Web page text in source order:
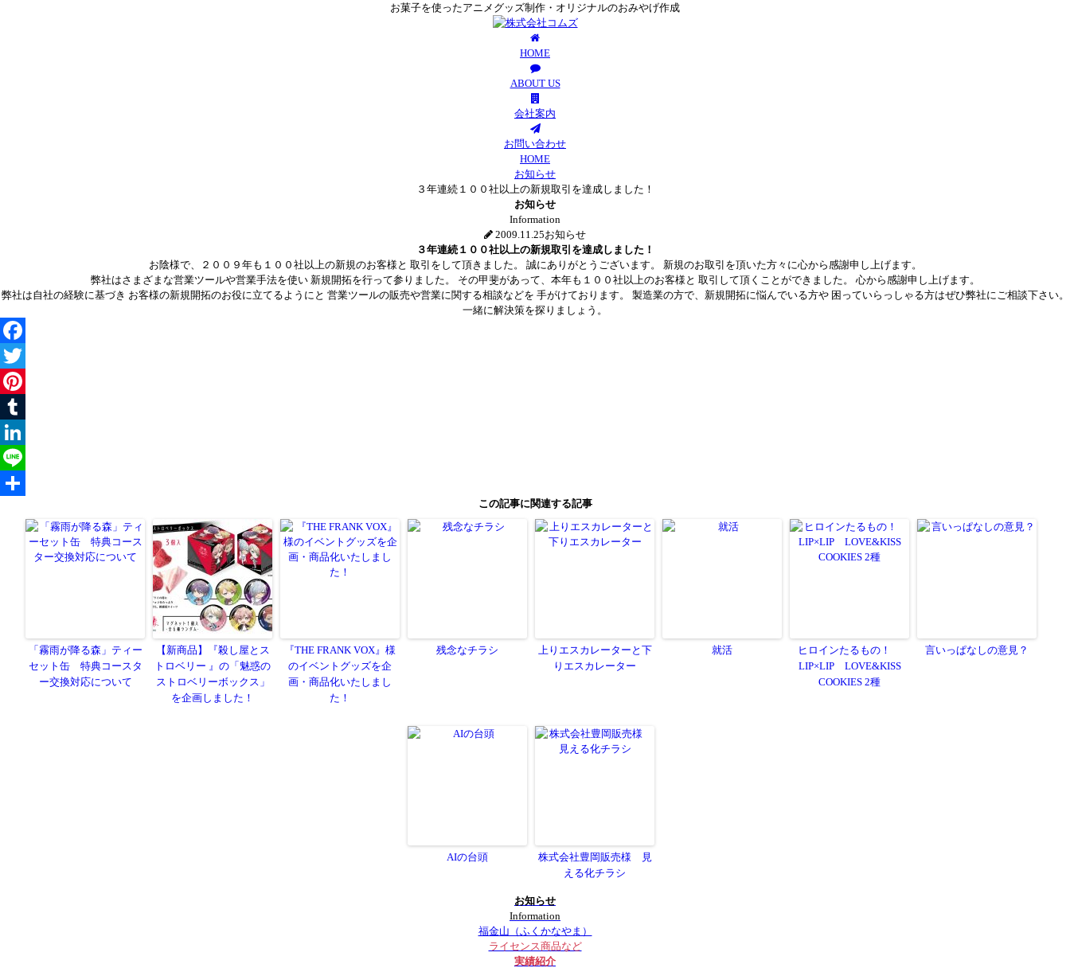
お菓子を使ったアニメグッズ制作・オリジナルのおみやげ作成
HOME
ABOUT US
会社案内
お問い合わせ
HOME
お知らせ
３年連続１００社以上の新規取引を達成しました！
お知らせ
Information
2009.11.25お知らせ
３年連続１００社以上の新規取引を達成しました！
お陰様で、２００９年も１００社以上の新規のお客様と 取引をして頂きました。 誠にありがとうございます。 新規のお取引を頂いた方々に心から感謝申し上げます。
弊社はさまざまな営業ツールや営業手法を使い 新規開拓を行って参りました。 その甲斐があって、本年も１００社以上のお客様と 取引して頂くことができました。 心から感謝申し上げます。
弊社は自社の経験に基づき お客様の新規開拓のお役に立てるようにと 営業ツールの販売や営業に関する相談などを 手がけております。 製造業の方で、新規開拓に悩んでいる方や 困っていらっしゃる方はぜひ弊社にご相談下さい。
一緒に解決策を探りましょう。
共
有
この記事に関連する記事
「霧雨が降る森」ティー
セット缶 特典コースタ
ー交換対応について
【新商品】『殺し屋とス
トロベリー 』の「魅惑の
ストロベリーボックス」
を企画しました！
『THE FRANK VOX』様
のイベントグッズを企
画・商品化いたしまし
た！
残念なチラシ
上りエスカレーターと下
りエスカレーター
就活
ヒロインたるもの！
LIP×LIP LOVE&KISS
COOKIES 2種
言いっぱなしの意見？
AIの台頭
株式会社豊岡販売様 見
える化チラシ
お知らせ
Information
福金山（ふくかなやま）
ライセンス商品など
実績紹介